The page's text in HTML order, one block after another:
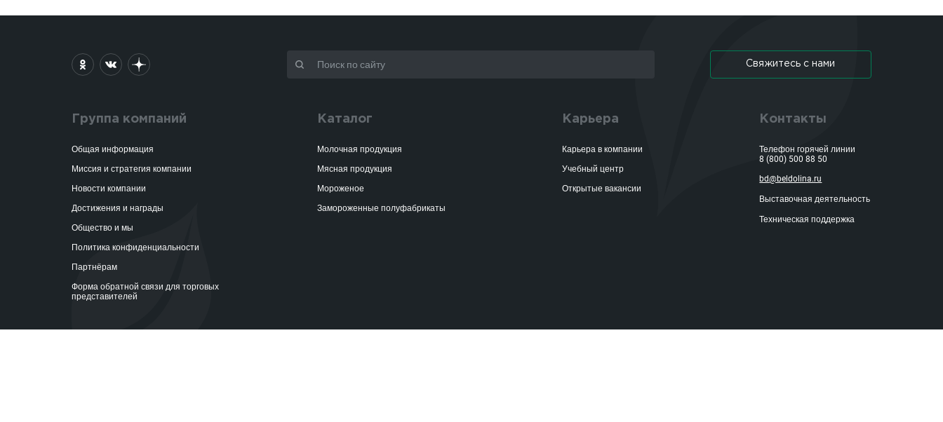
Свяжитесь с нами
Группа компаний
Общая информация
Миссия и стратегия компании
Новости компании
Достижения и награды
Общество и мы
Политика конфиденциальности
Партнёрам
Форма обратной связи для торговых
представителей
Каталог
Молочная продукция
Мясная продукция
Мороженое
Замороженные полуфабрикаты
Карьера
Карьера в компании
Учебный центр
Открытые вакансии
Контакты
Телефон горячей линии
8 (800) 500 88 50
bd@beldolina.ru
Выставочная деятельность
Техническая поддержка